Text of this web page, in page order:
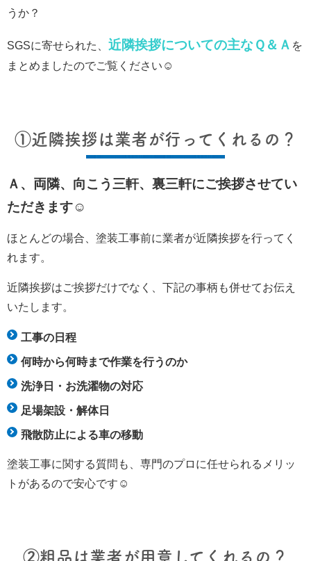
うか？
SGSに寄せられた、 近隣挨拶についての主なＱ＆Ａ を
まとめましたのでご覧ください☺
①近隣挨拶は業者が行ってくれるの？
Ａ、両隣、向こう三軒、裏三軒にご挨拶させてい
ただきます☺
ほとんどの場合、塗装工事前に業者が近隣挨拶を行ってく
れます。
近隣挨拶はご挨拶だけでなく、下記の事柄も併せてお伝え
いたします。
工事の日程
何時から何時まで作業を行うのか
洗浄日・お洗濯物の対応
足場架設・解体日
飛散防止による車の移動
塗装工事に関する質問も、専門のプロに任せられるメリッ
トがあるので安心です☺
②粗品は業者が用意してくれるの？